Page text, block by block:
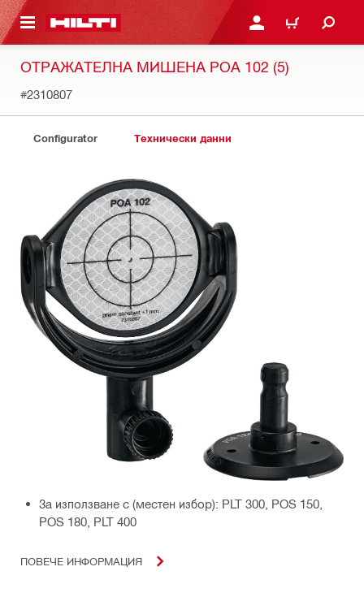
СЪДЪРЖАНИЕ ВЛЕЗ ИЛИ СЕ
КОЛИЧКА
ОТРАЖАТЕЛНА МИШЕНА POA 102 (5)
#2310807
Configurator Технически данни
За използване с (местен избор): PLT 300, POS 150,
POS 180, PLT 400
ПОВЕЧЕ ИНФОРМАЦИЯ